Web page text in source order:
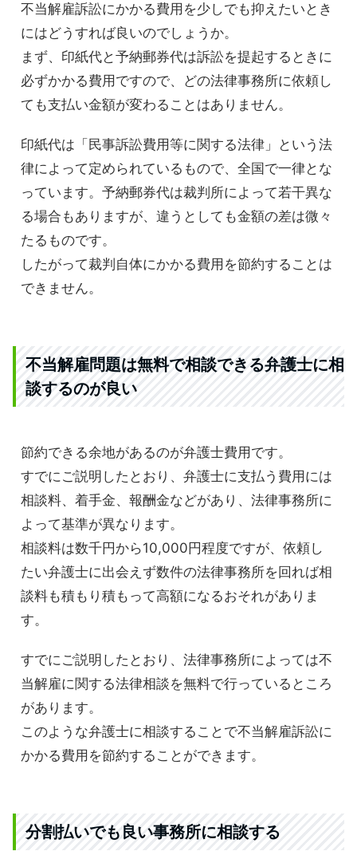
不当解雇訴訟にかかる費用を少しでも抑えたいとき
にはどうすれば良いのでしょうか。
まず、印紙代と予納郵券代は訴訟を提起するときに
必ずかかる費用ですので、どの法律事務所に依頼し
ても支払い金額が変わることはありません。
印紙代は「民事訴訟費用等に関する法律」という法
律によって定められているもので、全国で一律とな
っています。予納郵券代は裁判所によって若干異な
る場合もありますが、違うとしても金額の差は微々
たるものです。
したがって裁判自体にかかる費用を節約することは
できません。
不当解雇問題は無料で相談できる弁護士に相
談するのが良い
節約できる余地があるのが弁護士費用です。
すでにご説明したとおり、弁護士に支払う費用には
相談料、着手金、報酬金などがあり、法律事務所に
よって基準が異なります。
相談料は数千円から10,000円程度ですが、依頼し
たい弁護士に出会えず数件の法律事務所を回れば相
談料も積もり積もって高額になるおそれがありま
す。
すでにご説明したとおり、法律事務所によっては不
当解雇に関する法律相談を無料で行っているところ
があります。
このような弁護士に相談することで不当解雇訴訟に
かかる費用を節約することができます。
分割払いでも良い事務所に相談する